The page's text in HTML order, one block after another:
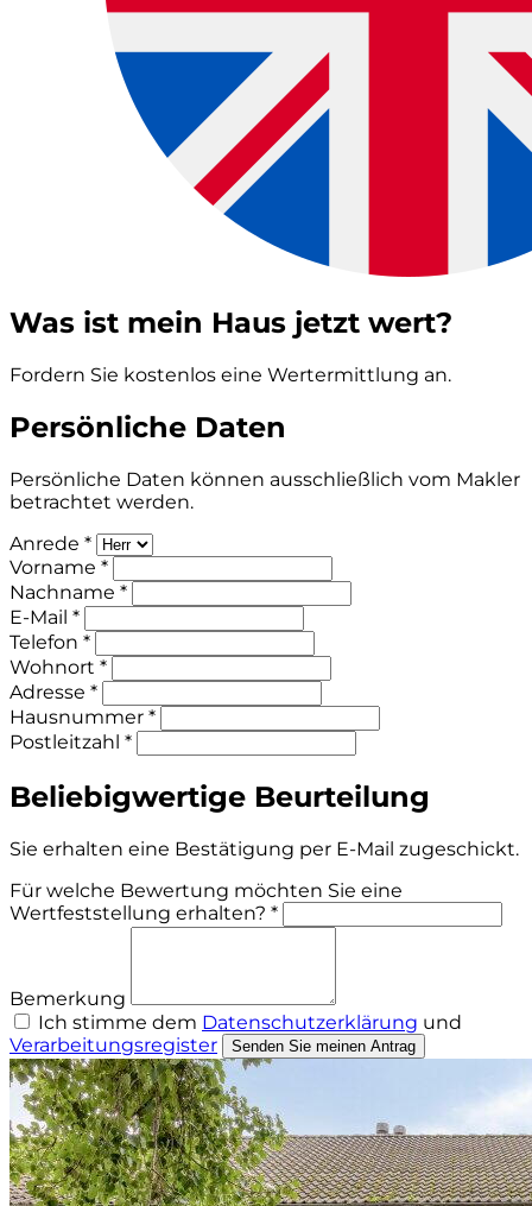
Was ist mein Haus jetzt wert?
Fordern Sie kostenlos eine Wertermittlung an.
Persönliche Daten
Persönliche Daten können ausschließlich vom Makler
betrachtet werden.
Anrede *
Vorname *
Nachname *
E-Mail *
Telefon *
Wohnort *
Adresse *
Hausnummer *
Postleitzahl *
Beliebigwertige Beurteilung
Sie erhalten eine Bestätigung per E-Mail zugeschickt.
Für welche Bewertung möchten Sie eine
Wertfeststellung erhalten? *
Bemerkung
Ich stimme dem Datenschutzerklärung und
Verarbeitungsregister
Senden Sie meinen Antrag